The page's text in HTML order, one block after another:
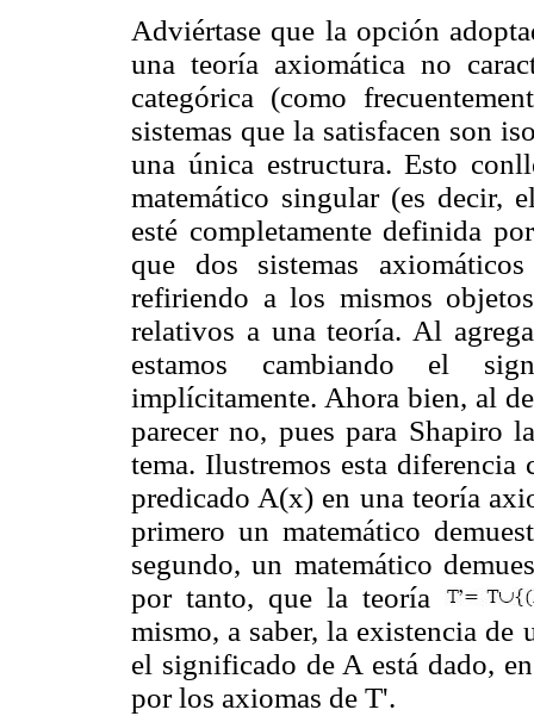
Adviértase que la opción
una teoría axiomática no
categórica (como
sistemas que la satisfacen son
una única estructura. Esto
matemático singular (es decir,
esté completamente definida
que dos sistemas
refiriendo a los mismos
relativos a una teoría. Al
estamos cambiando el
implícitamente. Ahora bien, al
parecer no, pues para Shapiro
tema. Ilustremos esta
predicado A(x) en una teoría
primero un matemático
segundo, un matemático
por tanto, que la teoría
mismo, a saber, la existencia
el significado de A está dado,
por los axiomas de T'.